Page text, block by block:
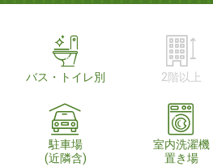
バス・トイレ別 2階以上
駐車場
(近隣含)
室内洗濯機
置き場